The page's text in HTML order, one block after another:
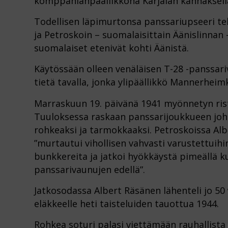
Todellisen läpimurtonsa panssariupseeri
ja Petroskoin – suomalaisittain Äänislinnan
suomalaiset etenivät kohti Äänistä.
Käytössään olleen venäläisen T-28 -
tietä tavalla, jonka ylipäällikkö
Marraskuun 19. päivänä 1941 myönnetyn
Tuuloksessa raskaan panssarijoukkueen
rohkeaksi ja tarmokkaaksi. Petroskoissa
”murtautui vihollisen vahvasti
bunkkereita ja jatkoi hyökkäystä pimeällä
panssarivaunujen edellä”.
Jatkosodassa Albert Räsänen lähenteli jo
eläkkeelle heti taisteluiden tauottua 1944.
Rohkea soturi palasi viettämään